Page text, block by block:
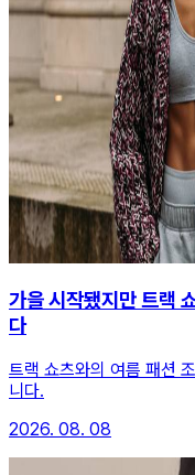
가을 시작됐지만 트랙
다
트랙 쇼츠와의 여름 패션
니다.
2026. 08. 08